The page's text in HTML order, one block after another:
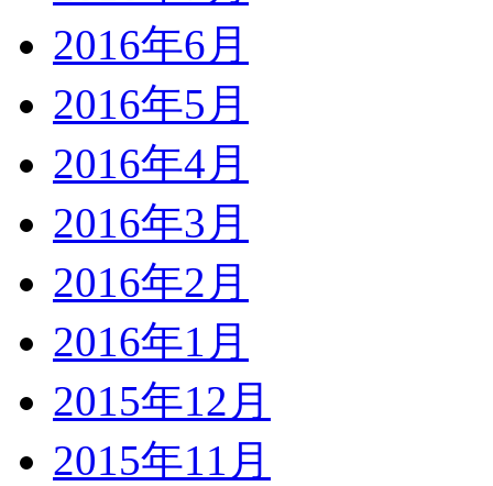
2016年6月
2016年5月
2016年4月
2016年3月
2016年2月
2016年1月
2015年12月
2015年11月